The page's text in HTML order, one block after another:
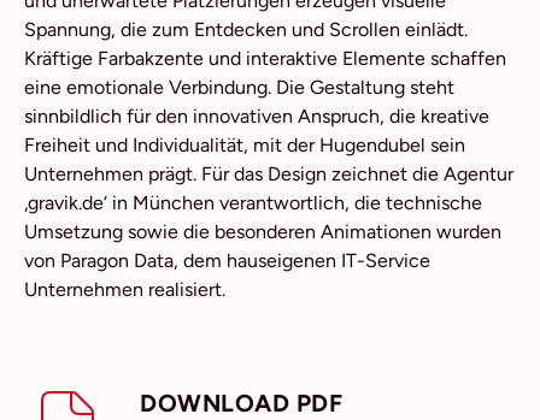
Spannung, die zum Entdecken und Scrollen einlädt.
Kräftige Farbakzente und interaktive Elemente schaffen
eine emotionale Verbindung. Die Gestaltung steht
sinnbildlich für den innovativen Anspruch, die kreative
Freiheit und Individualität, mit der Hugendubel sein
Unternehmen prägt. Für das Design zeichnet die Agentur
‚gravik.de‘ in München verantwortlich, die technische
Umsetzung sowie die besonderen Animationen wurden
von Paragon Data, dem hauseigenen IT-Service
Unternehmen realisiert.
DOWNLOAD PDF